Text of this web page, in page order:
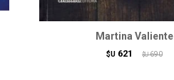
Martina Valiente
$U 621 $U 690